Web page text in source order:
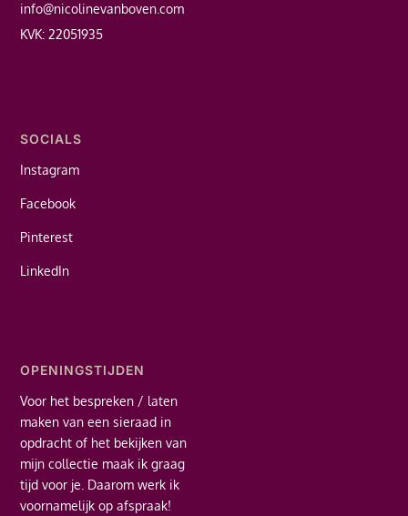
info@nicolinevanboven.com
KVK: 22051935
SOCIALS
Instagram
Facebook
Pinterest
LinkedIn
OPENINGSTIJDEN
Voor het bespreken / laten
maken van een sieraad in
opdracht of het bekijken van
mijn collectie maak ik graag
tijd voor je. Daarom werk ik
voornamelijk op afspraak!